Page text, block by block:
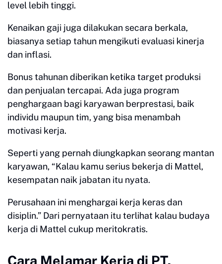
level lebih tinggi.
Kenaikan gaji juga dilakukan secara berkala,
biasanya setiap tahun mengikuti evaluasi kinerja
dan inflasi.
Bonus tahunan diberikan ketika target produksi
dan penjualan tercapai. Ada juga program
penghargaan bagi karyawan berprestasi, baik
individu maupun tim, yang bisa menambah
motivasi kerja.
Seperti yang pernah diungkapkan seorang mantan
karyawan, “Kalau kamu serius bekerja di Mattel,
kesempatan naik jabatan itu nyata.
Perusahaan ini menghargai kerja keras dan
disiplin.” Dari pernyataan itu terlihat kalau budaya
kerja di Mattel cukup meritokratis.
Cara Melamar Kerja di PT.